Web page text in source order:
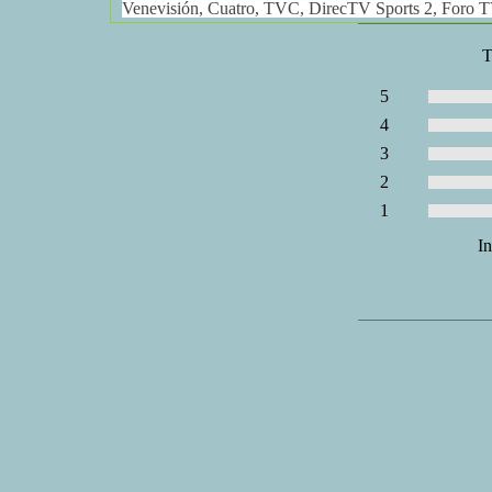
Venevisión, Cuatro, TVC, DirecTV Sports 2, Foro
5
4
3
2
1